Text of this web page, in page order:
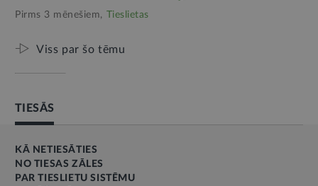
Pirms 3 mēnešiem, Tieslietas
Viss par šo tēmu
TIESĀS
KĀ NETIESĀTIES
NO TIESAS ZĀLES
PAR TIESLIETU SISTĒMU